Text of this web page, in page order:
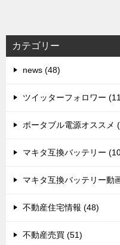
ビ
ゲ
ー
シ
カテゴリー
news (48)
ツイッターフォロワー
ポータブル電源オススメ
マキタ互換バッテリー
マキタ互換バッテリー動
不動産住宅情報 (48)
不動産売買 (51)